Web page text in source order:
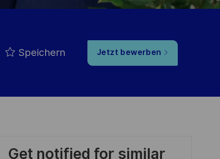
Speichern Jetzt bewerben
Get notified for similar